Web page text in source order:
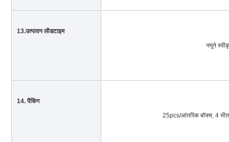
13.उत्पादन लीडटाइम
नमूने
14. पैकिंग
25pcs/आंतरिक बॉक्स, 4